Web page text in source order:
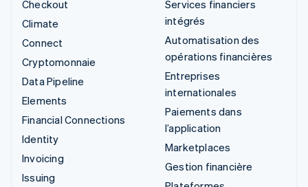
Checkout
Climate
Connect
Cryptomonnaie
Data Pipeline
Elements
Financial Connections
Identity
Invoicing
Issuing
Services financiers
intégrés
Automatisation des
opérations financières
Entreprises
internationales
Paiements dans
l’application
Marketplaces
Gestion financière